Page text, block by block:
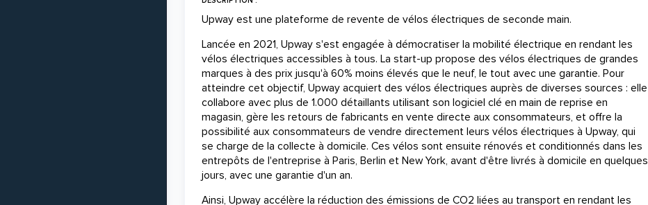
Upway est une plateforme de revente de vélos électriques de seconde main.
Lancée en 2021, Upway s'est engagée à démocratiser la mobilité électrique en rendant les
vélos électriques accessibles à tous. La start-up propose des vélos électriques de grandes
marques à des prix jusqu'à 60% moins élevés que le neuf, le tout avec une garantie. Pour
atteindre cet objectif, Upway acquiert des vélos électriques auprès de diverses sources : elle
collabore avec plus de 1.000 détaillants utilisant son logiciel clé en main de reprise en
magasin, gère les retours de fabricants en vente directe aux consommateurs, et offre la
possibilité aux consommateurs de vendre directement leurs vélos électriques à Upway, qui
se charge de la collecte à domicile. Ces vélos sont ensuite rénovés et conditionnés dans les
entrepôts de l'entreprise à Paris, Berlin et New York, avant d'être livrés à domicile en quelques
jours, avec une garantie d'un an.
Ainsi, Upway accélère la réduction des émissions de CO2 liées au transport en rendant les